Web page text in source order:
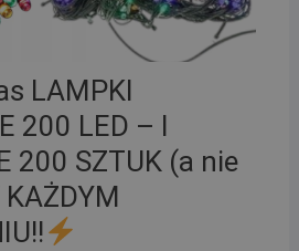
LAMPKI
200 LED – I
200 SZTUK (a nie